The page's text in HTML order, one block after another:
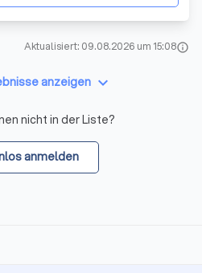
Aktualisiert: 09.08.2026 um 15:08info
anzeigen keyboard_arrow_down
nicht in der Liste?
anmelden